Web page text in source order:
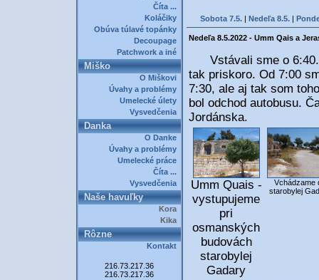
Číta ...
Koláčiky
Obúva túlavé topánky
Decoupage
Patchwork a iné
Miško
O Miškovi
Úvahy a problémy
Umelecké úlety
Vysvedčenia
Danka
O Danke
Úvahy a problémy
Umelecké práce
Číta ...
Vysvedčenia
Naše havuľky
Kora
Kika
Rôzne
Kontakt
216.73.217.36
216.73.217.36
Sobota 7.5.| Nedeľa 8.5.|
Nedeľa 8.5.2022 - Umm Qais a
Vstávali sme o 6:40.
tak priskoro. Od 7:00
7:30, ale aj tak som
bol odchod autobusu.
Jordánska.
Umm Quais -
vystupujeme
pri
osmanských
budovách
starobylej
Gadary
Vchádzame
starobylej